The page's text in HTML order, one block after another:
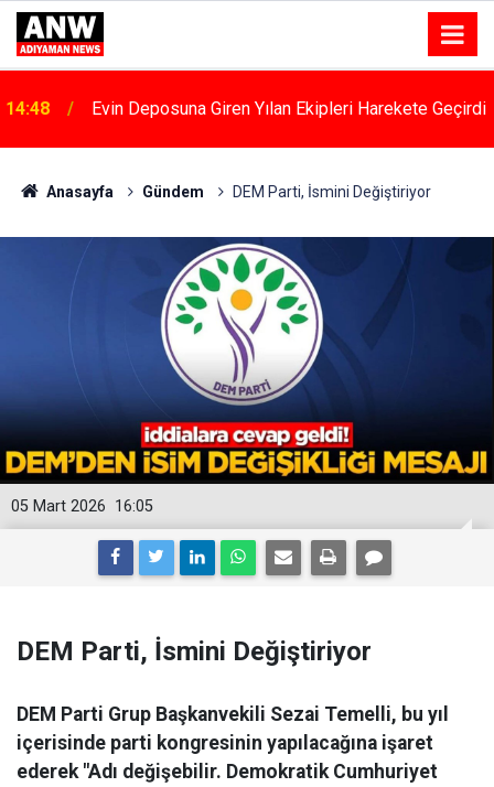
12:58 Adıyaman’da "halk Ve Güvenlik" Toplantıları Başladı
Anasayfa Gündem DEM Parti, İsmini Değiştiriyor
16:05
05 Mart 2026
DEM Parti, İsmini Değiştiriyor
DEM Parti Grup Başkanvekili Sezai Temelli, bu yıl
içerisinde parti kongresinin yapılacağına işaret
ederek "Adı değişebilir. Demokratik Cumhuriyet